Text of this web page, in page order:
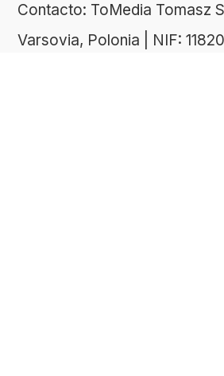
Contacto: ToMedia Tomasz
Varsovia, Polonia | NIF: